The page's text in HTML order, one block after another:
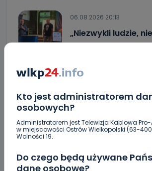
Kto jest administratorem
osobowych?
Administratorem jest Telewizja Kablowa
w miejscowości Ostrów Wielkopolski (63-
Wolności 19.
Do czego będą używane
dane osobowe?
06.08.2026 20:13
„Niezwykli ludzie,
podróże,
Jak prawidłowo kosić trawę w
upałów?
Zderzenie kilku aut na DK25. Duże
Zaginiona nastolatka
Miał blisko 3 promile, odmówił
Drugie podejście. Podpisano umowę